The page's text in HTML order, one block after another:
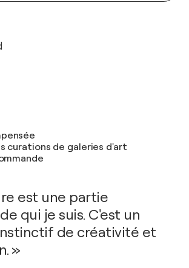
curations de galeries d'art
est une partie
qui je suis. C'est un
de créativité et
»